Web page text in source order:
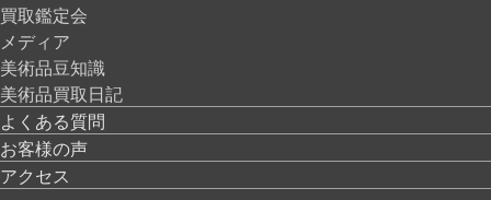
買取鑑定会
メディア
美術品豆知識
美術品買取日記
よくある質問
お客様の声
アクセス